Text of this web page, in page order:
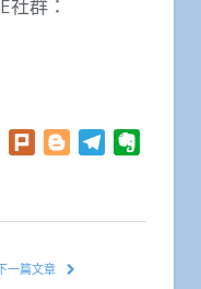
社群：
Facebook
Plurk BloggerTelegram
一篇文章